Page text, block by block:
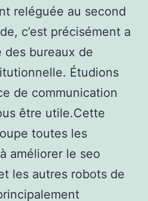
reléguée au second
c’est précisément a
des bureaux de
Étudions
de communication
être utile.Cette
toutes les
améliorer le seo
les autres robots de